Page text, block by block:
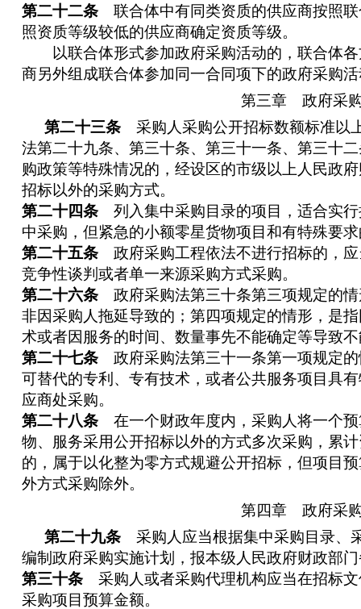
第二十二条联合体中有同类资质的供应商按照联
照资质等级较低的供应商确定资质等级。
以联合体形式参加政府采购活动的，联合体各
商另外组成联合体参加同一合同项下的政府采购
第三章 政府采
第二十三条采购人采购公开招标数额标准以
法第二十九条、第三十条、第三十一条、第三十
购政策等特殊情况的，经设区的市级以上人民政
招标以外的采购方式。
第二十四条列入集中采购目录的项目，适合实行
中采购，但紧急的小额零星货物项目和有特殊要
第二十五条政府采购工程依法不进行招标的，应
竞争性谈判或者单一来源采购方式采购。
第二十六条政府采购法第三十条第三项规定的情
非因采购人拖延导致的；第四项规定的情形，是
术或者因服务的时间、数量事先不能确定等导致
第二十七条政府采购法第三十一条第一项规定的
可替代的专利、专有技术，或者公共服务项目具
应商处采购。
第二十八条在一个财政年度内，采购人将一个预
物、服务采用公开招标以外的方式多次采购，累
的，属于以化整为零方式规避公开招标，但项目
外方式采购除外。
第四章 政府采
第二十九条采购人应当根据集中采购目录、
编制政府采购实施计划，报本级人民政府财政部
第三十条采购人或者采购代理机构应当在招标文
采购项目预算金额。